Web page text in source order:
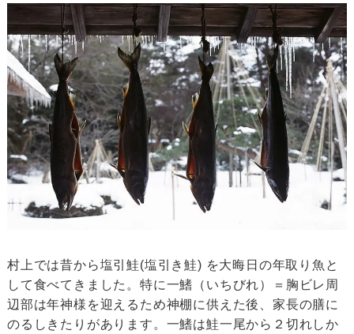
村上では昔から塩引鮭(塩引き鮭) を大晦日の年取り魚と
して食べてきました。特に一鰭（いちびれ）＝胸ビレ周
辺部は年神様を迎えるため神棚に供えた後、家長の膳に
のるしきたりがあります。一鰭は鮭一尾から２切れしか